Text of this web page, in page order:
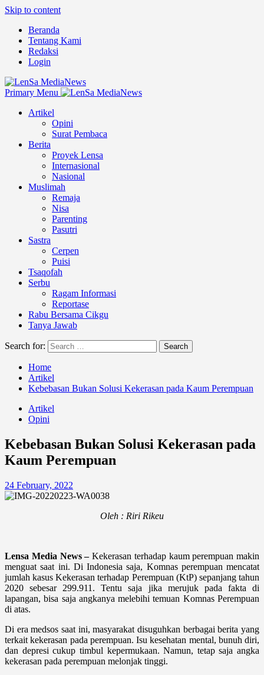
Skip to content
Beranda
Tentang Kami
Redaksi
Login
Primary Menu
Artikel
Opini
Surat Pembaca
Berita
Proyek Lensa
Internasional
Nasional
Muslimah
Remaja
Nisa
Parenting
Pasutri
Sastra
Cerpen
Puisi
Tsaqofah
Serbu
Ragam Informasi
Reportase
Rabu Bersama Cikgu
Tanya Jawab
Search for:
Home
Artikel
Kebebasan Bukan Solusi Kekerasan pada Kaum Perempuan
Artikel
Opini
Kebebasan Bukan Solusi Kekerasan pada
Kaum Perempuan
24 February, 2022
Oleh : Riri Rikeu
Lensa Media News –Kekerasan terhadap kaum perempuan makin
menguat saat ini. Di Indonesia saja, Komnas perempuan mencatat
jumlah kasus Kekerasan terhadap Perempuan (KtP) sepanjang tahun
2020 sebesar 299.911. Tentu saja jika merujuk pada fakta di
lapangan, bisa saja angkanya melebihi temuan Komnas Perempuan
di atas.
Di era medsos saat ini, masyarakat disuguhkan berbagai berita yang
terkait kekerasan pada perempuan. Isu kesehatan mental, bunuh diri,
dan depresi cukup timbul kepermukaan. Namun, tetap saja angka
kekerasan pada perempuan melonjak tinggi.